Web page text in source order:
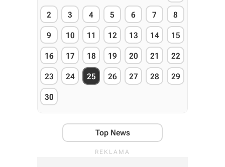
2 3 4 5 6 7 8
9 10 11 12 13 14 15
16 17 18 19 20 21 22
23 24 25 26 27 28 29
30
Top News